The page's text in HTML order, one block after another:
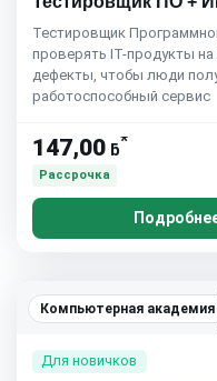
Тестировщик
проверять IT-продукты
дефекты, чтобы люди
работоспособный сервис
147,00 ƃ*
Рассрочка
Компьютерная академия
Для новичков